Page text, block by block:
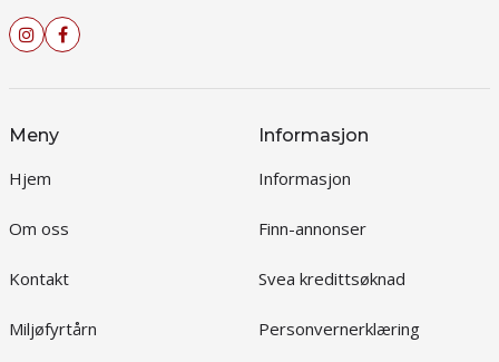
Meny
Hjem
Om oss
Kontakt
Miljøfyrtårn
Informasjon
Informasjon
Finn-annonser
Svea kredittsøknad
Personvernerklæring